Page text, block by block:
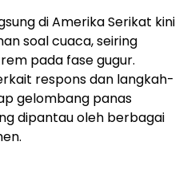
di Amerika Serikat kini
soal cuaca, seiring
pada fase gugur.
respons dan langkah-
gelombang panas
dipantau oleh berbagai